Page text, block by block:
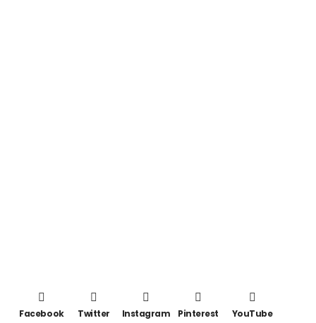
Facebook Twitter Instagram Pinterest YouTube